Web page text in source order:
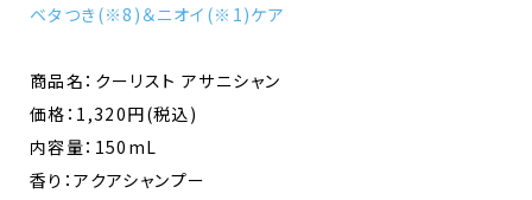
ベタつき(※8)＆ニオイ(※1)ケア
商品名：クーリスト アサニシャン
価格：1,320円(税込)
内容量：150mL
香り：アクアシャンプー